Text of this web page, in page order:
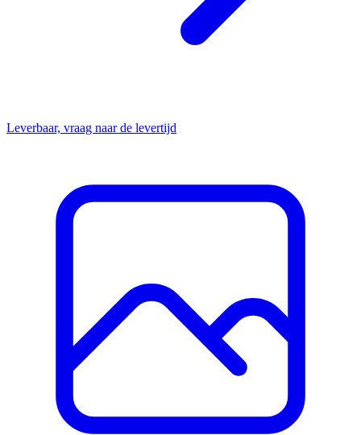
Leverbaar, vraag naar de levertijd